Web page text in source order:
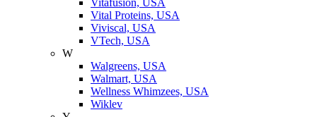
Vitafusion, USA
Vital Proteins, USA
Viviscal, USA
VTech, USA
W
Walgreens, USA
Walmart, USA
Wellness Whimzees, USA
Wiklev